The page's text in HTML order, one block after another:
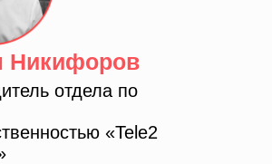
отдела по
«Tele2
Никифоров